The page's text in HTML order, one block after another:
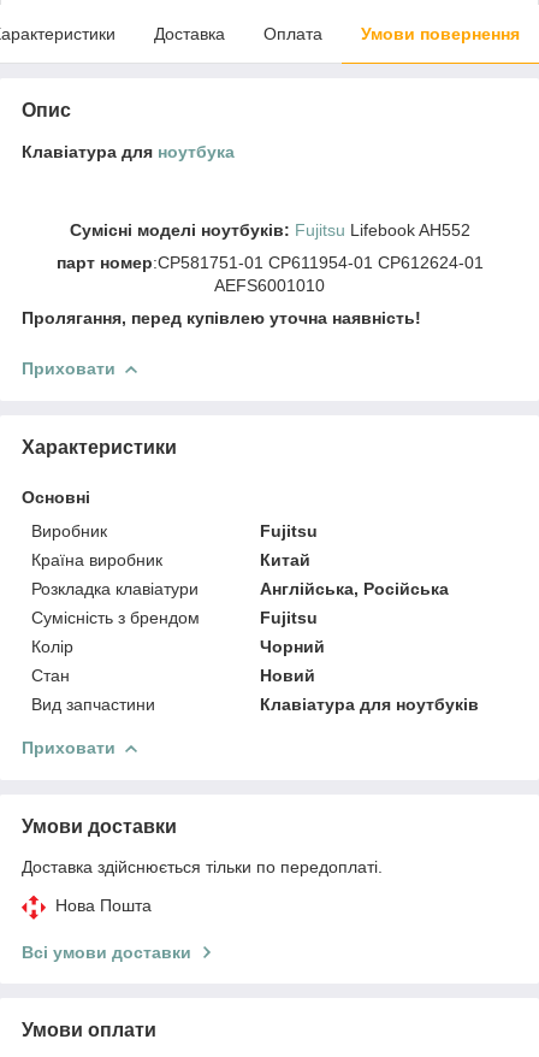
Доставка Оплата Умови повернення
Опис
Клавіатура для ноутбука
Сумісні моделі ноутбуків: Fujitsu Lifebook AH552
парт номер:CP581751-01 CP611954-01 CP612624-01
AEFS6001010
Пролягання, перед купівлею уточна наявність!
Приховати
Характеристики
Основні
Виробник
Fujitsu
Країна виробник
Китай
Розкладка клавіатури
Англійська, Російська
Сумісність з брендом
Fujitsu
Колір
Чорний
Стан
Новий
Вид запчастини
Клавіатура для ноутбуків
Приховати
Умови доставки
Доставка здійснюється тільки по передоплаті.
Нова Пошта
Всі умови доставки
Умови оплати